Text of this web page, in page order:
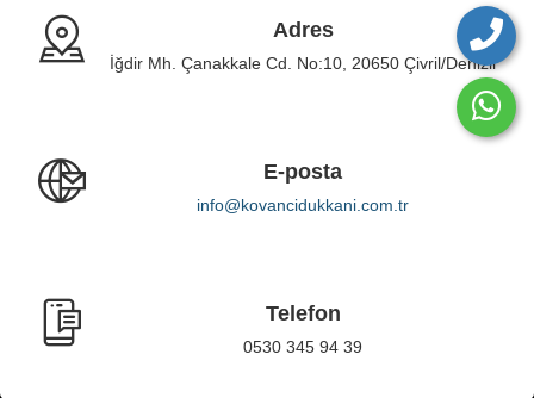
Adres
İğdir Mh. Çanakkale Cd. No:10, 20650 Çivril/Denizli
E-posta
info@kovancidukkani.com.tr
Telefon
0530 345 94 39